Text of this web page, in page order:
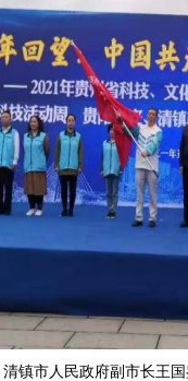
清镇市人民政府副市长王